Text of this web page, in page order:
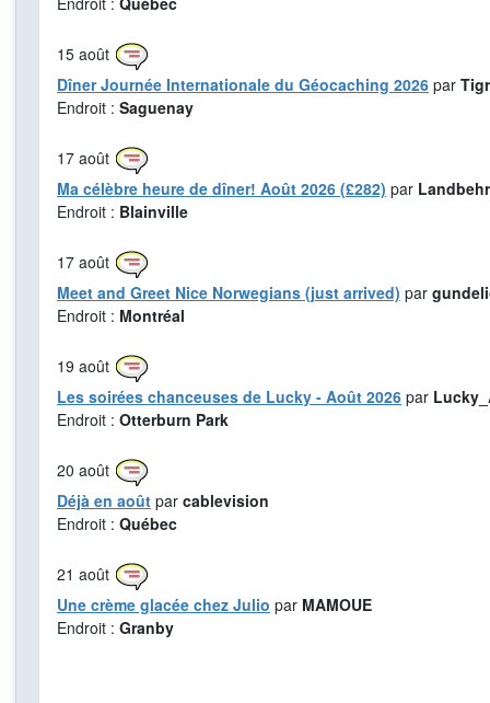
15 août
Dîner Journée Internationale du Géocaching 2026 par
Endroit : Saguenay
17 août
Ma célèbre heure de dîner! Août 2026 (£282) par
Endroit : Blainville
17 août
Meet and Greet Nice Norwegians (just arrived) par
Endroit : Montréal
19 août
Les soirées chanceuses de Lucky - Août 2026 par
Endroit : Otterburn Park
20 août
Déjà en août par cablevision
Endroit : Québec
21 août
Une crème glacée chez Julio par MAMOUE
Endroit : Granby